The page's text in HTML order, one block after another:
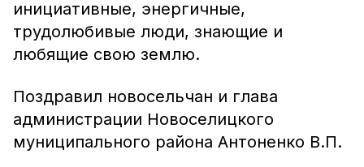
инициативные, энергичные,
трудолюбивые люди, знающие и
любящие свою землю.
Поздравил новосельчан и глава
администрации Новоселицкого
муниципального района Антоненко В.П.